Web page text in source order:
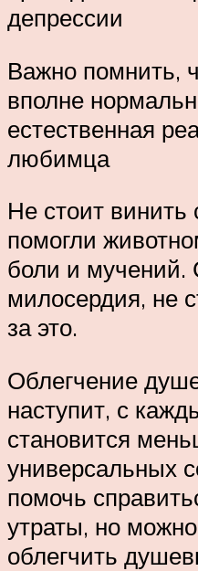
депрессии
Важно помнить,
вполне
естественная
любимца
Не стоит винить
помогли
боли и мучений.
милосердия, не
за это.
Облегчение
наступит, с
становится
универсальных
помочь
утраты, но
облегчить